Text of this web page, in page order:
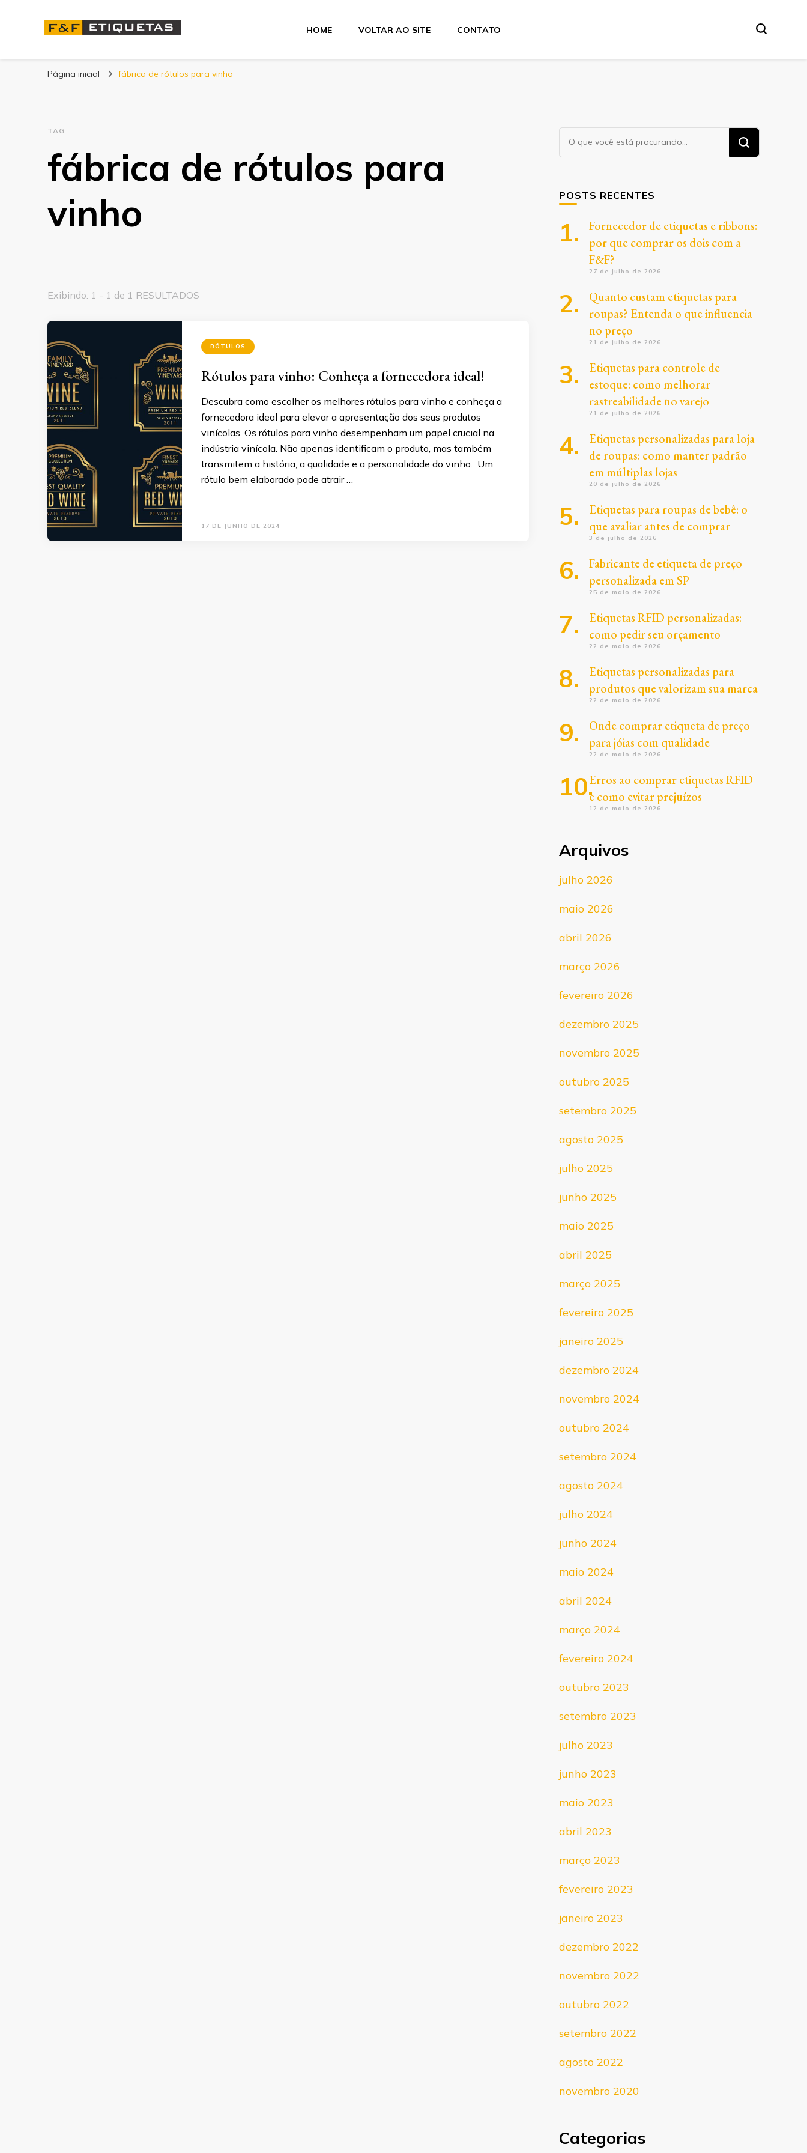
Blog | F&F Etiquetas
HOME VOLTAR AO SITE CONTATO
Página inicial fábrica de rótulos para vinho
TAG
fábrica de rótulos para
vinho
Exibindo: 1 - 1 de 1 RESULTADOS
RÓTULOS
Rótulos para vinho: Conheça a fornecedora ideal!
Descubra como escolher os melhores rótulos para vinho e conheça a
fornecedora ideal para elevar a apresentação dos seus produtos
vinícolas. Os rótulos para vinho desempenham um papel crucial na
indústria vinícola. Não apenas identificam o produto, mas também
transmitem a história, a qualidade e a personalidade do vinho. Um
rótulo bem elaborado pode atrair …
17 DE JUNHO DE 2024
Procurando
algo?
POSTS RECENTES
Fornecedor de etiquetas e ribbons:
por que comprar os dois com a
F&F?
27 de julho de 2026
Quanto custam etiquetas para
roupas? Entenda o que influencia
no preço
21 de julho de 2026
Etiquetas para controle de
estoque: como melhorar
rastreabilidade no varejo
21 de julho de 2026
Etiquetas personalizadas para loja
de roupas: como manter padrão
em múltiplas lojas
20 de julho de 2026
Etiquetas para roupas de bebê: o
que avaliar antes de comprar
3 de julho de 2026
Fabricante de etiqueta de preço
personalizada em SP
25 de maio de 2026
Etiquetas RFID personalizadas:
como pedir seu orçamento
22 de maio de 2026
Etiquetas personalizadas para
produtos que valorizam sua marca
22 de maio de 2026
Onde comprar etiqueta de preço
para jóias com qualidade
22 de maio de 2026
Erros ao comprar etiquetas RFID
e como evitar prejuízos
12 de maio de 2026
Arquivos
julho 2026
maio 2026
abril 2026
março 2026
fevereiro 2026
dezembro 2025
novembro 2025
outubro 2025
setembro 2025
agosto 2025
julho 2025
junho 2025
maio 2025
abril 2025
março 2025
fevereiro 2025
janeiro 2025
dezembro 2024
novembro 2024
outubro 2024
setembro 2024
agosto 2024
julho 2024
junho 2024
maio 2024
abril 2024
março 2024
fevereiro 2024
outubro 2023
setembro 2023
julho 2023
junho 2023
maio 2023
abril 2023
março 2023
fevereiro 2023
janeiro 2023
dezembro 2022
novembro 2022
outubro 2022
setembro 2022
agosto 2022
novembro 2020
Categorias